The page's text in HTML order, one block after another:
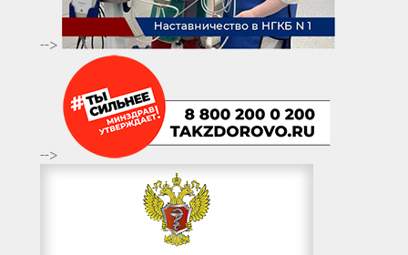
-->
-->